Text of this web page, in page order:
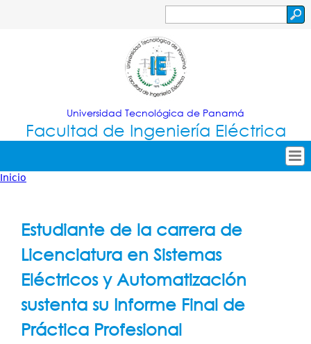
Jump to navigation
de
búsqueda
Universidad Tecnológica de Panamá
Facultad de Ingeniería Eléctrica
Tropical
Principal
Oferta Académica
Secretarías
Investigación
Servicios
Publicaciones
está
aquí
Inicio
Estudiante de la carrera de
Licenciatura en Sistemas
Eléctricos y Automatización
sustenta su Informe Final de
Práctica Profesional